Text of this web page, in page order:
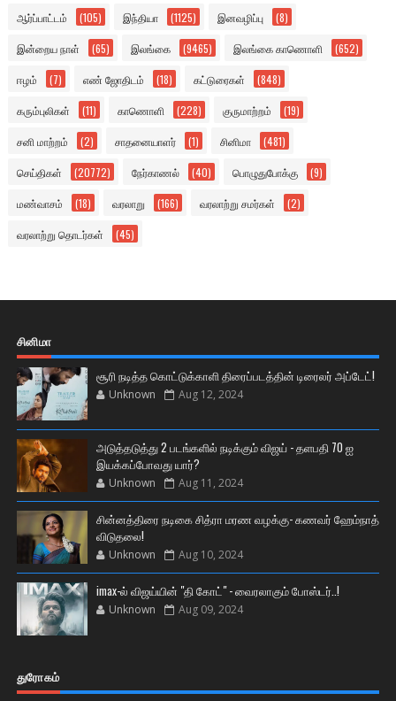
ஆர்ப்பாட்டம் (105) இந்தியா (1125) இனவழிப்பு (8)
இன்றைய நாள் (65) இலங்கை (9465) இலங்கை காணொளி (652)
ஈழம் (7) எண் ஜோதிடம் (18) கட்டுரைகள் (848)
கரும்புலிகள் (11) காணொளி (228) குருமாற்றம் (19)
சனி மாற்றம் (2) சாதனையாளர் (1) சினிமா (481)
செய்திகள் (20772) நேர்காணல் (40) பொழுதுபோக்கு (9)
மண்வாசம் (18) வரலாறு (166) வரலாற்று சமர்கள் (2)
வரலாற்று தொடர்கள் (45)
சினிமா
சூரி நடித்த கொட்டுக்காளி திரைப்படத்தின் டிரைலர் அப்டேட்!
Unknown Aug 12, 2024
அடுத்தடுத்து 2 படங்களில் நடிக்கும் விஜய் - தளபதி 70 ஐ
இயக்கப்போவது யார்?
Unknown Aug 11, 2024
சின்னத்திரை நடிகை சித்ரா மரண வழக்கு- கணவர் ஹேம்நாத்
விடுதலை!
Unknown Aug 10, 2024
imax-ல் விஜய்யின் "தி கோட்" - வைரலாகும் போஸ்டர்..!
Unknown Aug 09, 2024
துரோகம்